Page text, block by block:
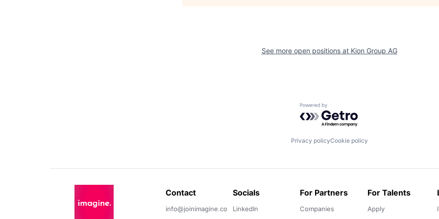
See more open positions at Kion Group AG
Powered by Getro.com
Privacy policyCookie policy
Contact
info@joinimagine.co
Socials
LinkedIn
For Partners
Companies
For Talents
Apply